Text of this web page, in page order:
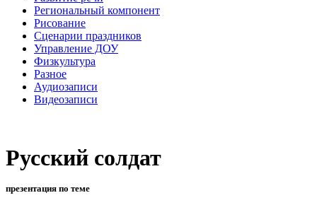
Региональный компонент
Рисование
Сценарии праздников
Управление ДОУ
Физкультура
Разное
Аудиозаписи
Видеозаписи
Русский солдат
презентация по теме